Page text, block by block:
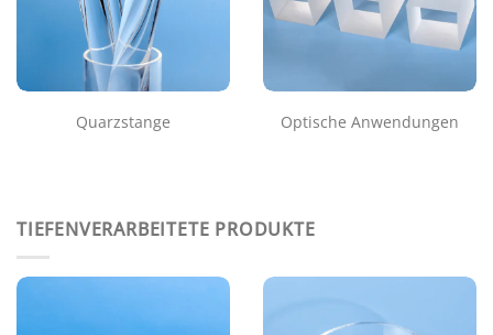
Quarzstange Optische Anwendungen
TIEFENVERARBEITETE PRODUKTE